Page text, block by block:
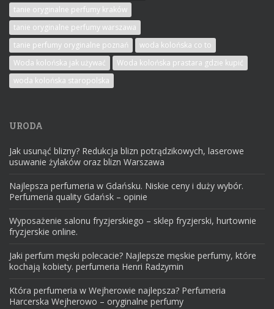
tanie oryginalne perfumy kraków
tanie oryginalne perfumy warszawa
tanie perfumy oryginalne poznań
woda kolońska co to
Woda kolońska jak używać
Woda kolońska prastara gdzie kupić
woda kolońska staropolska
URODA
Jak usunąć blizny? Redukcja blizn potrądzikowych, laserowe
usuwanie żylaków oraz blizn Warszawa
Najlepsza perfumeria w Gdańsku. Niskie ceny i duży wybór.
Perfumeria quality Gdańsk – opinie
Wyposażenie salonu fryzjerskiego – sklep fryzjerski, hurtownie
fryzjerskie online.
Jaki perfum męski polecacie? Najlepsze męskie perfumy, które
kochają kobiety. perfumeria Henri Radzymin
Która perfumeria w Wejherowie najlepsza? Perfumeria
Harcerska Wejherowo – oryginalne perfumy